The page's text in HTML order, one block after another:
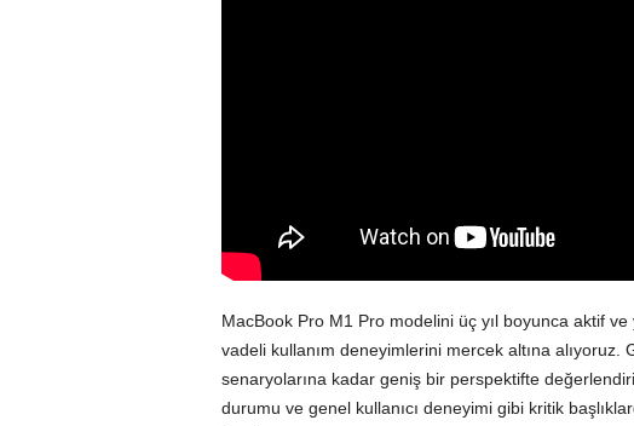
MacBook Pro M1 Pro modelini üç yıl boyunca aktif
vadeli kullanım deneyimlerini mercek altına alıyoruz.
senaryolarına kadar geniş bir perspektifte
durumu ve genel kullanıcı deneyimi gibi kritik